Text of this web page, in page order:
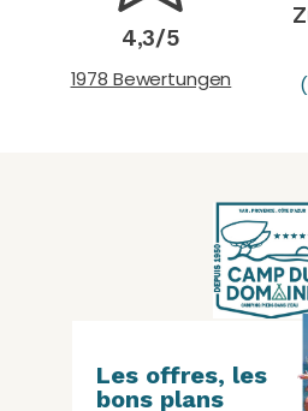
4,3/5
1978 Bewertungen
Les offres, les
bons plans